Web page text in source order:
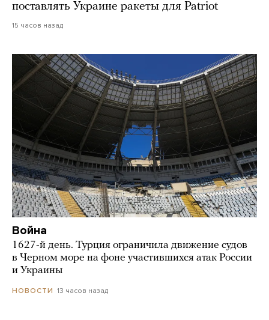
поставлять Украине ракеты для Patriot
15 часов назад
Война
1627-й день. Турция ограничила движение судов
в Черном море на фоне участившихся атак России
и Украины
НОВОСТИ 13 часов назад